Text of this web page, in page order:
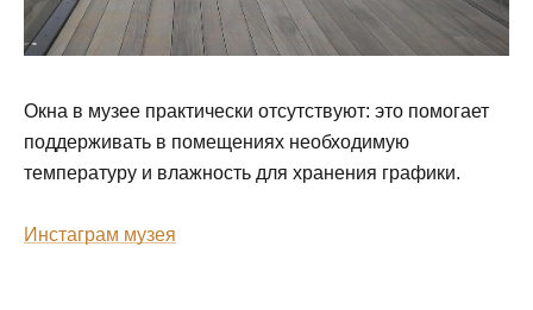
Окна в музее практически отсутствуют: это помогает
поддерживать в помещениях необходимую
температуру и влажность для хранения графики.
Инстаграм музея